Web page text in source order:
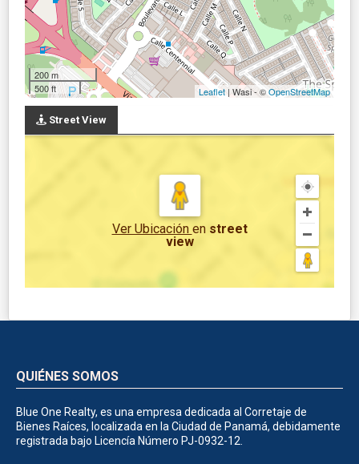
200 m
500 ft
Leaflet | Wasi - ©OpenStreetMap
Street View
Ver Ubicación en street
view
QUIÉNES SOMOS
Blue One Realty, es una empresa dedicada al Corretaje de
Bienes Raíces, localizada en la Ciudad de Panamá, debidamente
registrada bajo Licencía Número PJ-0932-12.